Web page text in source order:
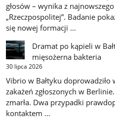
głosów – wynika z
„Rzeczpospolitej”. Badanie
się nowej formacji ...
Dramat po kąpieli w
mięsożerna bakteria
30 lipca 2026
Vibrio w Bałtyku
zakażeń zgłoszonych w
zmarła. Dwa przypadki
kontaktem ...